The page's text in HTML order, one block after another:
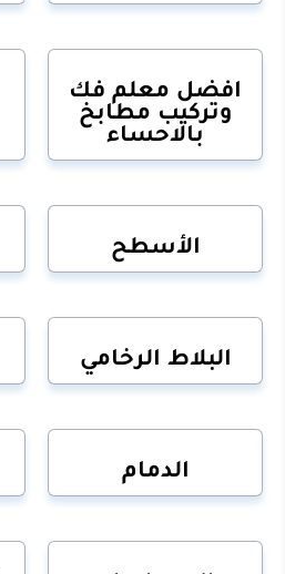
افضل معلم فك
وتركيب مطابخ
بالاحساء
الأسطح
البلاط الرخامي
الدمام